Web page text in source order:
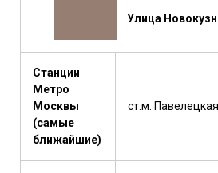
Улица
Станции
Метро
Москвы
(самые
ближайшие)
ст.м. Павелецкая